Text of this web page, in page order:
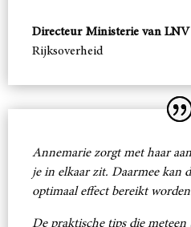
Directeur Ministerie van LNV
Rijksoverheid
Annemarie zorgt met haar
je in elkaar zit. Daarmee kan
optimaal effect bereikt
De praktische tips die